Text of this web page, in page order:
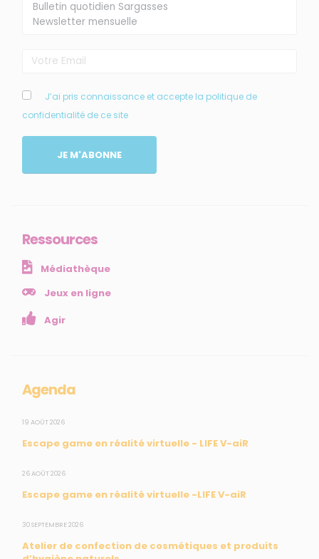
J’ai pris connaissance et accepte la politique de
confidentialité de ce site
JE M'ABONNE
Ressources
Médiathèque
Jeux en ligne
Agir
Agenda
19 AOÛT 2026
Escape game en réalité virtuelle - LIFE V-aiR
26 AOÛT 2026
Escape game en réalité virtuelle -LIFE V-aiR
30 SEPTEMBRE 2026
Atelier de confection de cosmétiques et produits
MENU
NOS SERVICES
Presse
Collectivités
Mesures réglementaires
SUIVEZ-NOUS
CONTACT
Mail : info@madininair.fr